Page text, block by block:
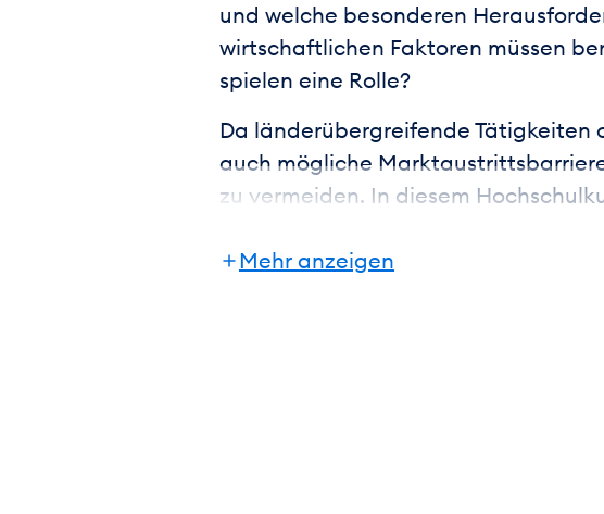
Mehr anzeigen
und welche besonderen
wirtschaftlichen Faktoren müssen
spielen eine Rolle?
Da länderübergreifende Tätigkeiten
auch mögliche
zu vermeiden. In diesem
einzuschätzen und